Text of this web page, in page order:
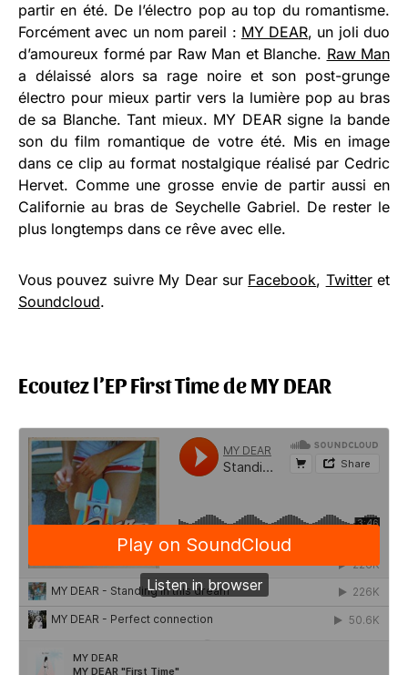
partir en été. De l’électro pop au top du romantisme.
Forcément avec un nom pareil : MY DEAR, un joli duo
d’amoureux formé par Raw Man et Blanche. Raw Man
a délaissé alors sa rage noire et son post-grunge
électro pour mieux partir vers la lumière pop au bras
de sa Blanche. Tant mieux. MY DEAR signe la bande
son du film romantique de votre été. Mis en image
dans ce clip au format nostalgique réalisé par Cedric
Hervet. Comme une grosse envie de partir aussi en
Californie au bras de Seychelle Gabriel. De rester le
plus longtemps dans ce rêve avec elle.
Vous pouvez suivre My Dear sur Facebook, Twitteret
Soundcloud.
Ecoutez l’EP First Time de MY DEAR